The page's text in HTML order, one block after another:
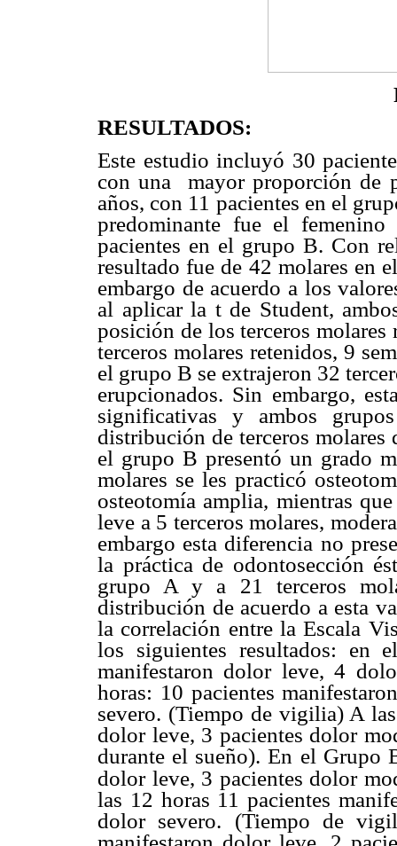
RESULTADOS:
Este estudio incluyó 30
con una mayor proporción de
años, con 11 pacientes en el
predominante fue el
pacientes en el grupo B. Con
resultado fue de 42 molares en
embargo de acuerdo a los
al aplicar la t de Student,
posición de los terceros
terceros molares retenidos, 9
el grupo B se extrajeron 32
erupcionados. Sin embargo,
significativas y ambos
distribución de terceros molares
el grupo B presentó un grado
molares se les practicó
osteotomía amplia, mientras
leve a 5 terceros molares,
embargo esta diferencia no
la práctica de odontosección
grupo A y a 21 terceros
distribución de acuerdo a esta
la correlación entre la Escala
los siguientes resultados: en
manifestaron dolor leve, 4
horas: 10 pacientes
severo. (Tiempo de vigilia) A
dolor leve, 3 pacientes dolor
durante el sueño). En el Grupo
dolor leve, 3 pacientes dolor
las 12 horas 11 pacientes
dolor severo. (Tiempo de